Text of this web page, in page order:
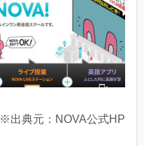
※出典元：NOVA公式HP